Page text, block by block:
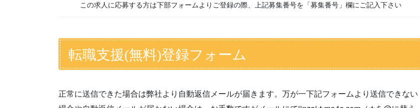
この求人に応募する方は下部フォームよりご登録の際、上記募集番号を「募集番号」欄にご記入下さい
転職支援(無料)登録フォーム
正常に送信できた場合は弊社より自動返信メールが届きます。万が一下記フォームより送信できない